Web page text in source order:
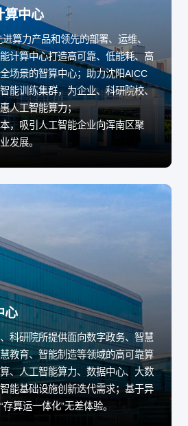
算中心
算力产品和领先的部署、运维、
计算中心打造高可靠、低能耗、高
场景的智算中心；助力沈阳AICC
能训练集群，为企业、科研院校、
人工智能算力；
，吸引人工智能企业向浑南区聚
发展。
心
科研院所提供面向数字政务、智慧
教育、智能制造等领域的高可靠算
、人工智能算力、数据中心、大数
能基础设施创新迭代需求；基于异
算运一体化”无差体验。